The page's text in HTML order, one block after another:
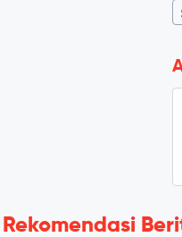
Rekomendasi